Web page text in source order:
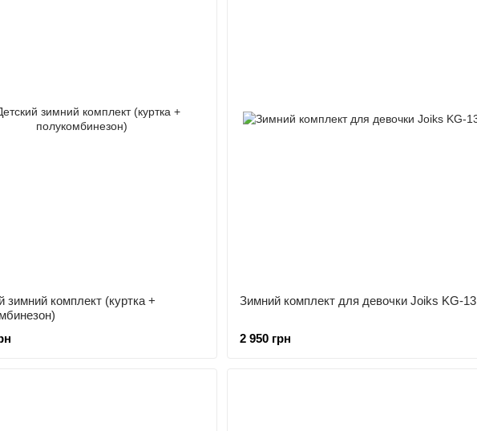
зимний комплект (куртка +
Зимний комплект для девочки Joiks KG-13
2 950 грн